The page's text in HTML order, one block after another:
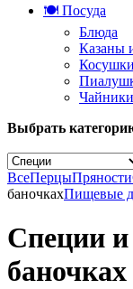
🍽️ Посуда
Блюда
Казаны
Косушки
Чайники
Выбрать
ВсеПерцыПряности
баночкахПищевые
Специи
баночках